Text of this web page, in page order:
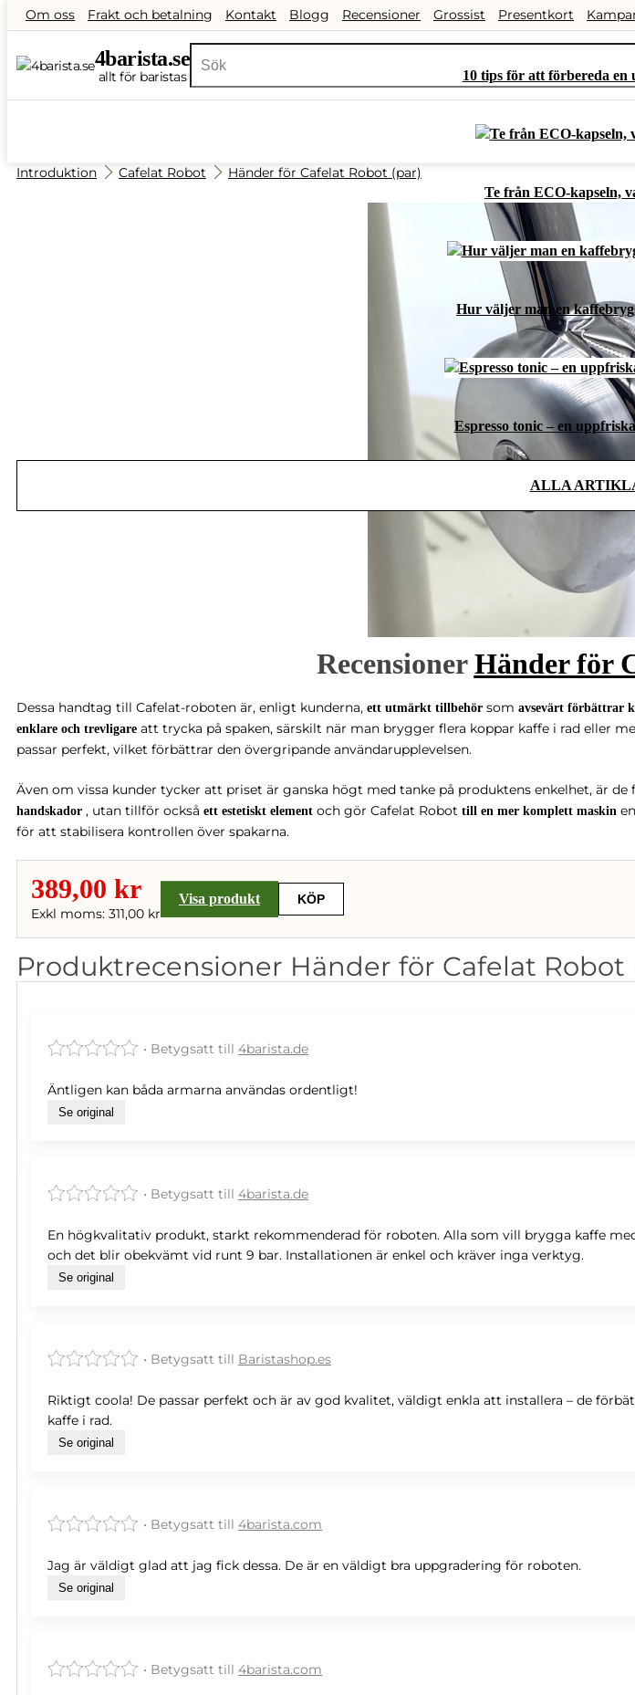
Om oss Frakt och betalning Kontakt Blogg Recensioner Grossist Presentkort
4barista.se
allt för baristas 10 tips för att förbereda
Te från ECO-kapseln,
Hur väljer man en
Espresso tonic – en
ALLA
Introduktion Cafelat Robot Händer för Cafelat Robot (par)
RecensionerHänder för
Dessa handtag till Cafelat-roboten är, enligt kunderna, ett utmärkt tillbehör som avsevärt förbättrar
enklare och trevligare att trycka på spaken, särskilt när man brygger flera koppar kaffe i rad eller
passar perfekt, vilket förbättrar den övergripande användarupplevelsen.
Även om vissa kunder tycker att priset är ganska högt med tanke på produktens enkelhet, är de
handskador , utan tillför också ett estetiskt element och gör Cafelat Robot till en mer komplett maskin
för att stabilisera kontrollen över spakarna.
389,00 kr
Exkl moms: 311,00 kr
Visa produkt KÖP
Produktrecensioner Händer för Cafelat Robot
• Betygsatt till 4barista.de
Äntligen kan båda armarna användas ordentligt!
Se original
• Betygsatt till 4barista.de
En högkvalitativ produkt, starkt rekommenderad för roboten. Alla som vill brygga kaffe
och det blir obekvämt vid runt 9 bar. Installationen är enkel och kräver inga verktyg.
Se original
• Betygsatt till Baristashop.es
Riktigt coola! De passar perfekt och är av god kvalitet, väldigt enkla att installera – de
kaffe i rad.
Se original
• Betygsatt till 4barista.com
Jag är väldigt glad att jag fick dessa. De är en väldigt bra uppgradering för roboten.
Se original
• Betygsatt till 4barista.com